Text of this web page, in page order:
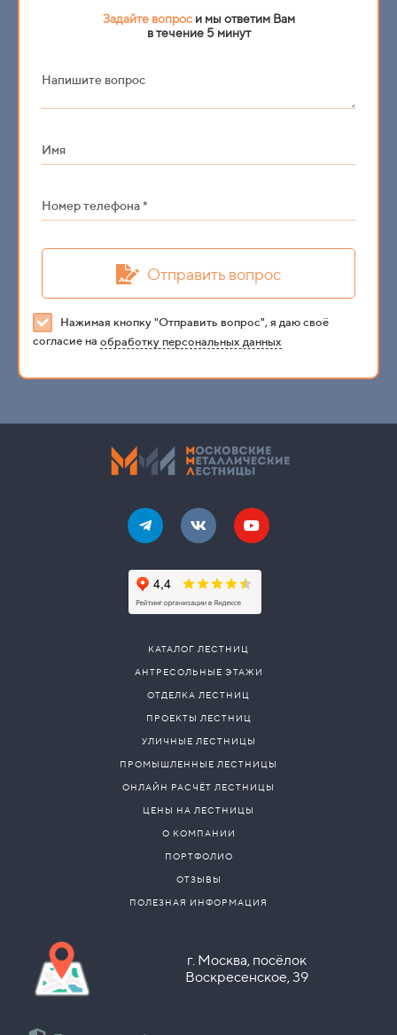
Задайте вопроси мы ответим Вам
в течение 5 минут
Напишите вопрос
Имя
Номер телефона *
Отправить вопрос
Нажимая кнопку "Отправить вопрос", я даю своё
согласие на обработку персональных данных
КАТАЛОГ ЛЕСТНИЦ
АНТРЕСОЛЬНЫЕ ЭТАЖИ
ОТДЕЛКА ЛЕСТНИЦ
ПРОЕКТЫ ЛЕСТНИЦ
УЛИЧНЫЕ ЛЕСТНИЦЫ
ПРОМЫШЛЕННЫЕ ЛЕСТНИЦЫ
ОНЛАЙН РАСЧЁТ ЛЕСТНИЦЫ
ЦЕНЫ НА ЛЕСТНИЦЫ
О КОМПАНИИ
ПОРТФОЛИО
ОТЗЫВЫ
ПОЛЕЗНАЯ ИНФОРМАЦИЯ
г. Москва, посёлок
Воскресенское, 39